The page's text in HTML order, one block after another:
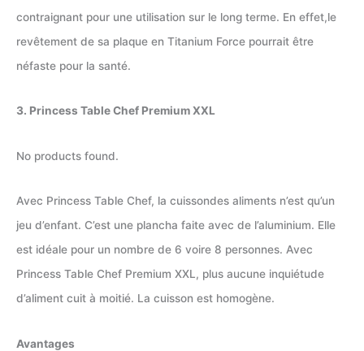
contraignant pour une utilisation sur le long terme. En effet,le
revêtement de sa plaque en Titanium Force pourrait être
néfaste pour la santé.
3. Princess Table Chef Premium XXL
No products found.
Avec Princess Table Chef, la cuissondes aliments n’est qu’un
jeu d’enfant. C’est une plancha faite avec de l’aluminium. Elle
est idéale pour un nombre de 6 voire 8 personnes. Avec
Princess Table Chef Premium XXL, plus aucune inquiétude
d’aliment cuit à moitié. La cuisson est homogène.
Avantages